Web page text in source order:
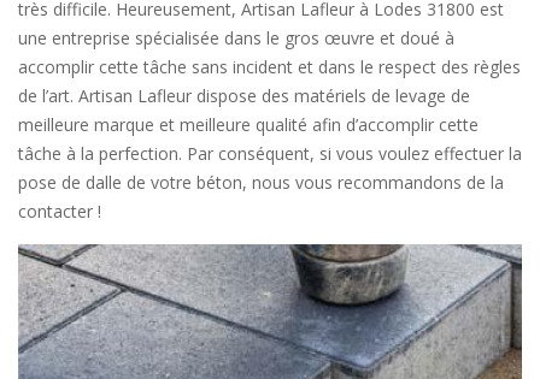
très difficile. Heureusement, Artisan Lafleur à Lodes 31800 est
une entreprise spécialisée dans le gros œuvre et doué à
accomplir cette tâche sans incident et dans le respect des règles
de l’art. Artisan Lafleur dispose des matériels de levage de
meilleure marque et meilleure qualité afin d’accomplir cette
tâche à la perfection. Par conséquent, si vous voulez effectuer la
pose de dalle de votre béton, nous vous recommandons de la
contacter !